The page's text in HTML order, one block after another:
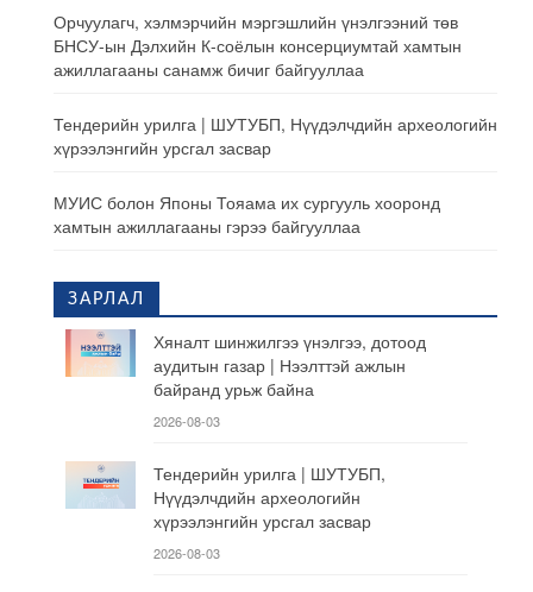
Орчуулагч, хэлмэрчийн мэргэшлийн үнэлгээний төв
БНСУ-ын Дэлхийн К-соёлын консерциумтай хамтын
ажиллагааны санамж бичиг байгууллаа
Тендерийн урилга | ШУТУБП, Нүүдэлчдийн археологийн
хүрээлэнгийн урсгал засвар
МУИС болон Японы Тояама их сургууль хооронд
хамтын ажиллагааны гэрээ байгууллаа
ЗАРЛАЛ
Хяналт шинжилгээ үнэлгээ, дотоод
аудитын газар | Нээлттэй ажлын
байранд урьж байна
2026-08-03
Тендерийн урилга | ШУТУБП,
Нүүдэлчдийн археологийн
хүрээлэнгийн урсгал засвар
2026-08-03